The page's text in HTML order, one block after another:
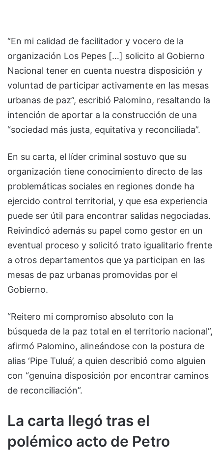
“En mi calidad de facilitador y vocero de la
organización Los Pepes […] solicito al Gobierno
Nacional tener en cuenta nuestra disposición y
voluntad de participar activamente en las mesas
urbanas de paz”, escribió Palomino, resaltando la
intención de aportar a la construcción de una
“sociedad más justa, equitativa y reconciliada”.
En su carta, el líder criminal sostuvo que su
organización tiene conocimiento directo de las
problemáticas sociales en regiones donde ha
ejercido control territorial, y que esa experiencia
puede ser útil para encontrar salidas negociadas.
Reivindicó además su papel como gestor en un
eventual proceso y solicitó trato igualitario frente
a otros departamentos que ya participan en las
mesas de paz urbanas promovidas por el
Gobierno.
“Reitero mi compromiso absoluto con la
búsqueda de la paz total en el territorio nacional”,
afirmó Palomino, alineándose con la postura de
alias ‘Pipe Tuluá’, a quien describió como alguien
con “genuina disposición por encontrar caminos
de reconciliación”.
La carta llegó tras el
polémico acto de Petro